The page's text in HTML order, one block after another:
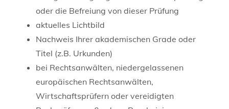
oder die Befreiung von dieser Prüfung
aktuelles Lichtbild
Nachweis Ihrer akademischen Grade oder
Titel (z.B. Urkunden)
bei Rechtsanwälten, niedergelassenen
europäischen Rechtsanwälten,
Wirtschaftsprüfern oder vereidigten